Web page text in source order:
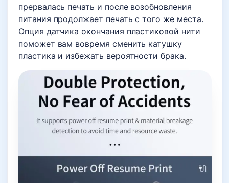
прервалась печать и после возобновления
питания продолжает печать с того же места.
Опция датчика окончания пластиковой нити
поможет вам вовремя сменить катушку
пластика и избежать вероятности брака.